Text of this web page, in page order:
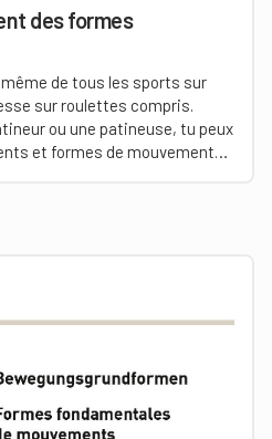
des formes
de tous les sports sur
sur roulettes compris.
ou une patineuse, tu peux
et formes de mouvements.